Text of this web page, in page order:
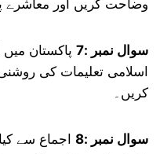
وضاحت کریں اور معاشرے
سوال نمبر :7
پاکستان
اسلامی تعلیمات کی
کریں۔
سوال نمبر :8
اجماع سے